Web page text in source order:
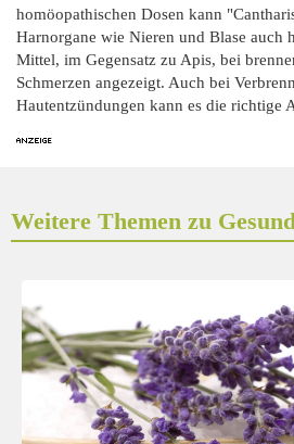
homöopathischen Dosen kann
Harnorgane wie Nieren und Blase auch
Mittel, im Gegensatz zu Apis, bei
Schmerzen angezeigt. Auch bei
Hautentzündungen kann es die richtige
Weitere Themen zu